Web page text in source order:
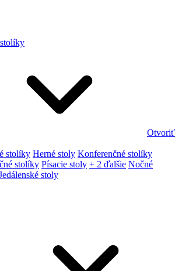
Otvoriť
stolíky Herné stoly Konferenčné stolíky
stolíky Písacie stoly + 2 ďalšie Nočné
stoly